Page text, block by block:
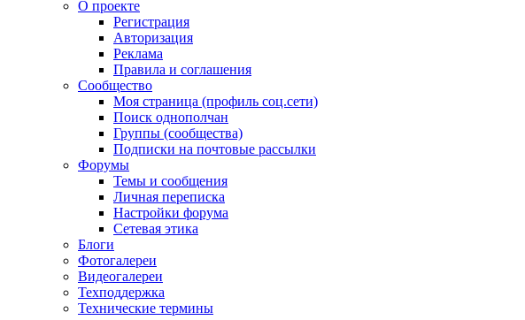
О проекте
Регистрация
Авторизация
Реклама
Правила и соглашения
Сообщество
Моя страница (профиль соц.сети)
Поиск однополчан
Группы (сообщества)
Подписки на почтовые рассылки
Форумы
Темы и сообщения
Личная переписка
Настройки форума
Сетевая этика
Блоги
Фотогалереи
Видеогалереи
Техподдержка
Технические термины